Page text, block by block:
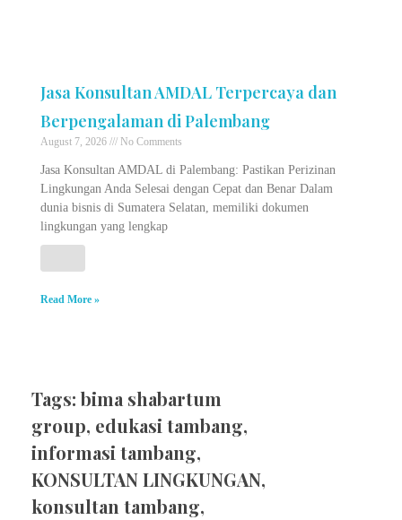
Jasa Konsultan AMDAL Terpercaya dan
Berpengalaman di Palembang
August 7, 2026 No Comments
Jasa Konsultan AMDAL di Palembang: Pastikan Perizinan
Lingkungan Anda Selesai dengan Cepat dan Benar Dalam
dunia bisnis di Sumatera Selatan, memiliki dokumen
lingkungan yang lengkap
Read More »
Tags: bima shabartum
group, edukasi tambang,
informasi tambang,
KONSULTAN LINGKUNGAN,
konsultan tambang,